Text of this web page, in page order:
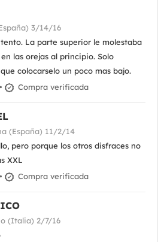
3/14/16
La parte superior le molestaba
las orejas al principio. Solo
colocarselo un poco mas bajo.
• Compra verificada
(España) 11/2/14
pero porque los otros disfraces no
XXL
• Compra verificada
(Italia) 2/7/16